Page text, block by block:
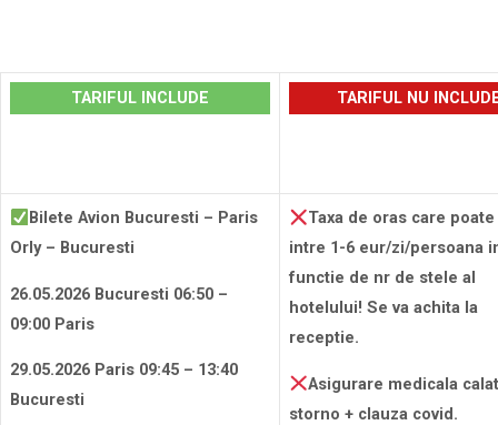
TARIFUL INCLUDE TARIFUL NU
Bilete Avion Bucuresti – Paris
Orly – Bucuresti
26.05.2026 Bucuresti 06:50 –
09:00 Paris
29.05.2026 Paris 09:45 – 13:40
Bucuresti
Taxa de oras care poate
intre 1-6 eur/zi/persoana
functie de nr de stele al
hotelului! Se va achita la
receptie.
Asigurare medicala
storno + clauza covid.